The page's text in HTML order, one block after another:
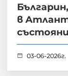
в
03-06-2026г.